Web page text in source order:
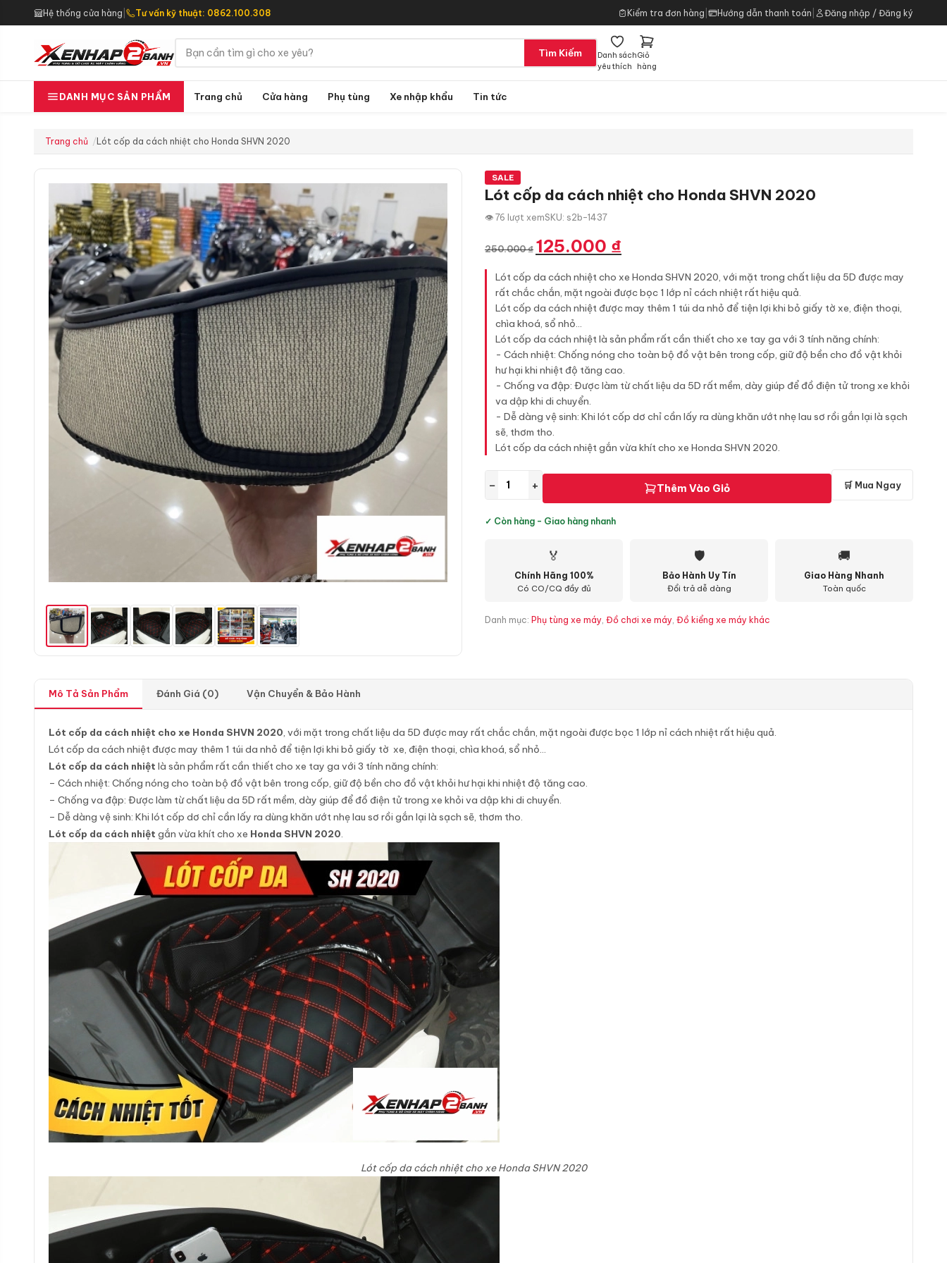
Hệ thống cửa hàng Tư vấn kỹ thuật: 0862.100.308 Kiểm tra đơn hàng Hướng dẫn thanh toán Đăng nhập / Đăng ký
Tìm Kiếm
Danh sách
yêu thích
Giỏ
hàng
DANH MỤC SẢN PHẨM Trang chủ Cửa hàng Phụ tùng Xe nhập khẩu Tin tức
Trang chủ Lót cốp da cách nhiệt cho Honda SHVN 2020
SALE
Lót cốp da cách nhiệt cho Honda SHVN 2020
👁 76 lượt xemSKU: s2b-1437
250.000₫
Giá
gốc
là:
250.000 ₫.
125.000 ₫
hiện
tại
là:
125.000 ₫.
Lót cốp da cách nhiệt cho xe Honda SHVN 2020, với mặt trong chất liệu da 5D được may
rất chắc chắn, mặt ngoài được bọc 1 lớp nỉ cách nhiệt rất hiệu quả.
Lót cốp da cách nhiệt được may thêm 1 túi da nhỏ để tiện lợi khi bỏ giấy tờ xe, điện thoại,
chìa khoá, sổ nhỏ...
Lót cốp da cách nhiệt là sản phẩm rất cần thiết cho xe tay ga với 3 tính năng chính:
- Cách nhiệt: Chống nóng cho toàn bộ đồ vật bên trong cốp, giữ độ bền cho đồ vật khỏi
hư hại khi nhiệt độ tăng cao.
- Chống va đập: Được làm từ chất liệu da 5D rất mềm, dày giúp để đồ điện tử trong xe khỏi
va dập khi di chuyển.
- Dễ dàng vệ sinh: Khi lót cốp dơ chỉ cần lấy ra dùng khăn ướt nhẹ lau sơ rồi gắn lại là sạch
sẽ, thơm tho.
Lót cốp da cách nhiệt gắn vừa khít cho xe Honda SHVN 2020.
− + Thêm Vào Giỏ 🛒 Mua Ngay
✓ Còn hàng - Giao hàng nhanh
🏅
Chính Hãng 100%
Có CO/CQ đầy đủ
🛡
Bảo Hành Uy Tín
Đổi trả dễ dàng
🚚
Giao Hàng Nhanh
Toàn quốc
Danh mục: Phụ tùng xe máy, Đồ chơi xe máy, Đồ kiểng xe máy khác
Mô Tả Sản Phẩm Đánh Giá (0) Vận Chuyển & Bảo Hành
Lót cốp da cách nhiệt cho xe Honda SHVN 2020, với mặt trong chất liệu da 5D được may rất chắc chắn, mặt ngoài được bọc 1 lớp nỉ cách nhiệt rất hiệu quả.
Lót cốp da cách nhiệt được may thêm 1 túi da nhỏ để tiện lợi khi bỏ giấy tờ xe, điện thoại, chìa khoá, sổ nhỏ…
Lót cốp da cách nhiệt là sản phẩm rất cần thiết cho xe tay ga với 3 tính năng chính:
– Cách nhiệt: Chống nóng cho toàn bộ đồ vật bên trong cốp, giữ độ bền cho đồ vật khỏi hư hại khi nhiệt độ tăng cao.
– Chống va đập: Được làm từ chất liệu da 5D rất mềm, dày giúp để đồ điện tử trong xe khỏi va dập khi di chuyển.
– Dễ dàng vệ sinh: Khi lót cốp dơ chỉ cần lấy ra dùng khăn ướt nhẹ lau sơ rồi gắn lại là sạch sẽ, thơm tho.
Lót cốp da cách nhiệt gắn vừa khít cho xe Honda SHVN 2020.
Lót cốp da cách nhiệt cho xe Honda SHVN 2020